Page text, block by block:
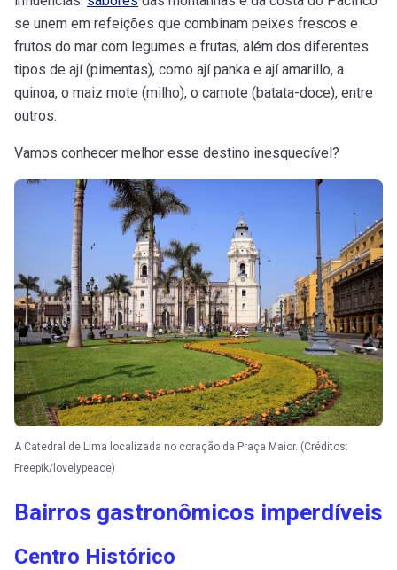
se unem em refeições que combinam peixes frescos e
frutos do mar com legumes e frutas, além dos diferentes
tipos de ají (pimentas), como ají panka e ají amarillo, a
quinoa, o maiz mote (milho), o camote (batata-doce), entre
outros.
Vamos conhecer melhor esse destino inesquecível?
A Catedral de Lima localizada no coração da Praça Maior. (Créditos:
Freepik/lovelypeace)
Bairros gastronômicos imperdíveis
Centro Histórico